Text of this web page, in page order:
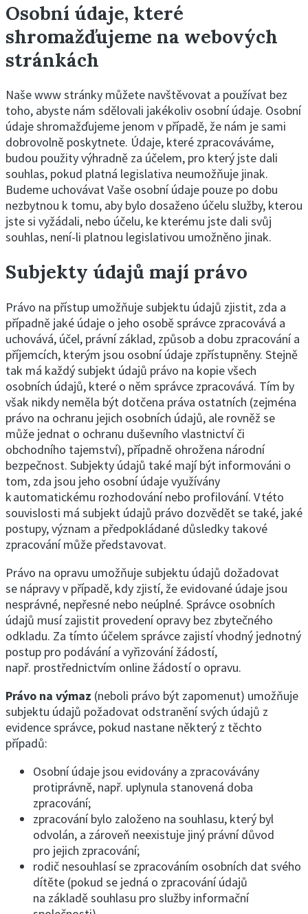
Osobní údaje, které
shromažďujeme na webových
stránkách
Naše www stránky můžete navštěvovat a používat bez
toho, abyste nám sdělovali jakékoliv osobní údaje. Osobní
údaje shromažďujeme jenom v případě, že nám je sami
dobrovolně poskytnete. Údaje, které zpracováváme,
budou použity výhradně za účelem, pro který jste dali
souhlas, pokud platná legislativa neumožňuje jinak.
Budeme uchovávat Vaše osobní údaje pouze po dobu
nezbytnou k tomu, aby bylo dosaženo účelu služby, kterou
jste si vyžádali, nebo účelu, ke kterému jste dali svůj
souhlas, není-li platnou legislativou umožněno jinak.
Subjekty údajů mají právo
Právo na přístup umožňuje subjektu údajů zjistit, zda a
případně jaké údaje o jeho osobě správce zpracovává a
uchovává, účel, právní základ, způsob a dobu zpracování a
příjemcích, kterým jsou osobní údaje zpřístupněny. Stejně
tak má každý subjekt údajů právo na kopie všech
osobních údajů, které o něm správce zpracovává. Tím by
však nikdy neměla být dotčena práva ostatních (zejména
právo na ochranu jejich osobních údajů, ale rovněž se
může jednat o ochranu duševního vlastnictví či
obchodního tajemství), případně ohrožena národní
bezpečnost. Subjekty údajů také mají být informováni o
tom, zda jsou jeho osobní údaje využívány
k automatickému rozhodování nebo profilování. V této
souvislosti má subjekt údajů právo dozvědět se také, jaké
postupy, význam a předpokládané důsledky takové
zpracování může představovat.
Právo na opravu umožňuje subjektu údajů dožadovat
se nápravy v případě, kdy zjistí, že evidované údaje jsou
nesprávné, nepřesné nebo neúplné. Správce osobních
údajů musí zajistit provedení opravy bez zbytečného
odkladu. Za tímto účelem správce zajistí vhodný jednotný
postup pro podávání a vyřizování žádostí,
např. prostřednictvím online žádostí o opravu.
Právo na výmaz (neboli právo být zapomenut) umožňuje
subjektu údajů požadovat odstranění svých údajů z
evidence správce, pokud nastane některý z těchto
případů:
Osobní údaje jsou evidovány a zpracovávány
protiprávně, např. uplynula stanovená doba
zpracování;
zpracování bylo založeno na souhlasu, který byl
odvolán, a zároveň neexistuje jiný právní důvod
pro jejich zpracování;
rodič nesouhlasí se zpracováním osobních dat svého
dítěte (pokud se jedná o zpracování údajů
na základě souhlasu pro služby informační